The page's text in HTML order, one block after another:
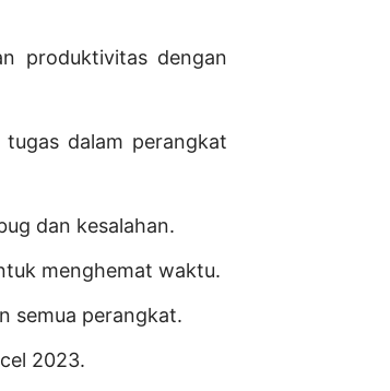
produktivitas dengan
dalam perangkat
dan kesalahan.
menghemat waktu.
semua perangkat.
2023.